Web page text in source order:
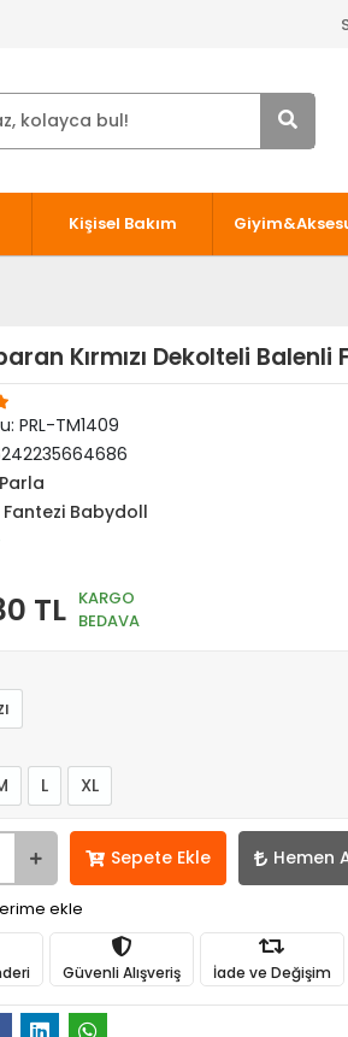
Kişisel Bakım
Kırmızı Dekolteli
PRL-TM1409
Fantezi Babydoll
TL KARGO
BEDAVA
L XL
Sepete Ekle Hemen
ekle
Güvenli Alışveriş İade ve Değişim